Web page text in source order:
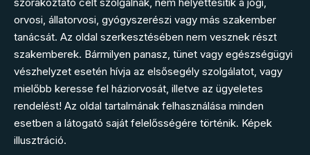
orvosi, állatorvosi, gyógyszerészi vagy más szakember
tanácsát. Az oldal szerkesztésében nem vesznek részt
szakemberek. Bármilyen panasz, tünet vagy egészségügyi
vészhelyzet esetén hívja az elsősegély szolgálatot, vagy
mielőbb keresse fel háziorvosát, illetve az ügyeletes
rendelést! Az oldal tartalmának felhasználása minden
esetben a látogató saját felelősségére történik. Képek
illusztráció.